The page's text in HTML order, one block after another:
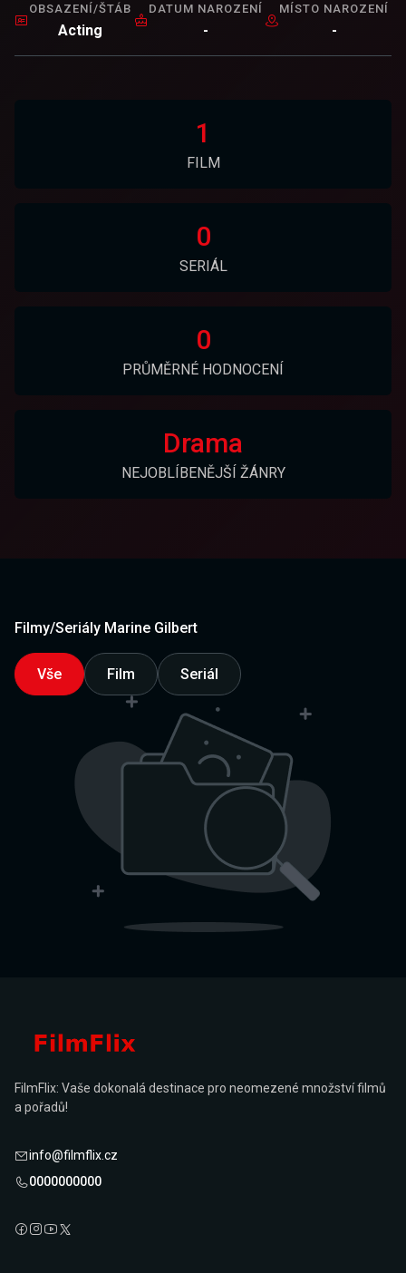
OBSAZENÍ/ŠTÁB
Acting
DATUM NAROZENÍ
-
MÍSTO NAROZENÍ
-
1
FILM
0
SERIÁL
0
PRŮMĚRNÉ HODNOCENÍ
Drama
NEJOBLÍBENĚJŠÍ ŽÁNRY
Filmy/Seriály Marine Gilbert
Vše Film Seriál
FilmFlix: Vaše dokonalá destinace pro neomezené množství filmů
a pořadů!
info@filmflix.cz
0000000000